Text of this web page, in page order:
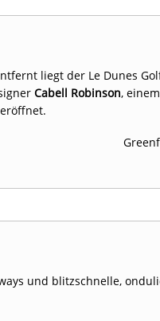
liegt der Le Dunes
Cabell Robinson,
und blitzschnelle,